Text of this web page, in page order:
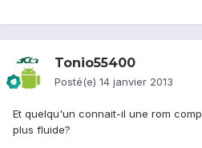
Tonio55400
Posté(e) 14 janvier 2013
Et quelqu'un connait-il une rom
plus fluide?